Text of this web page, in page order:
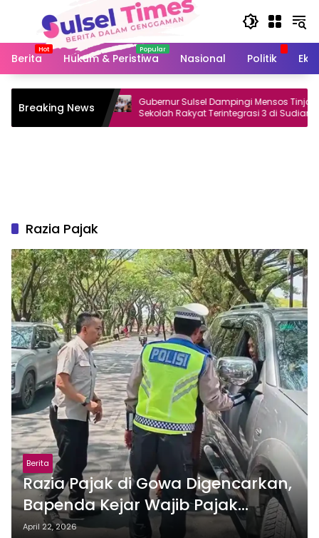
Berita
Hukum & Peristiwa Nasional Politik
Breaking News
Pekan
Gubernur Sulsel Dampingi Mensos Tinjau
Sekolah Rakyat Terintegrasi 3 di Sudiang
Razia Pajak
Berita
Razia Pajak di Gowa Digencarkan,
Bapenda Kejar Wajib Pajak
Bandel
April 22, 2026